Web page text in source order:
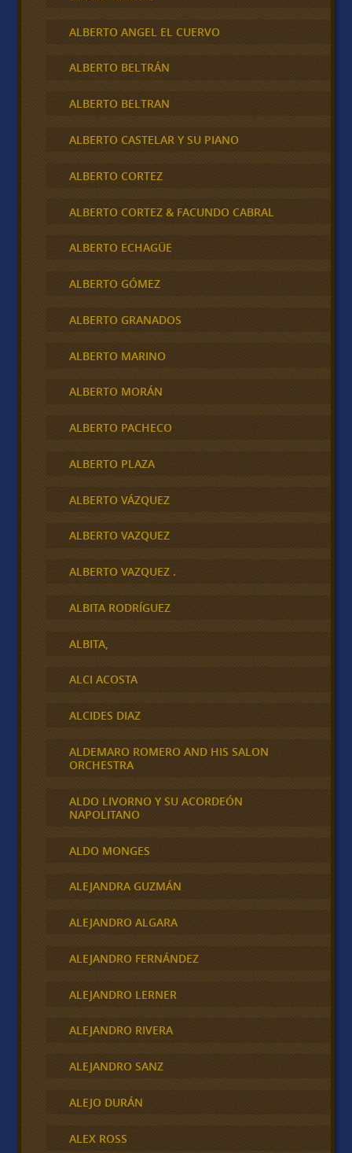
ALBERTO ANGEL EL CUERVO
ALBERTO BELTRÁN
ALBERTO BELTRAN
ALBERTO CASTELAR Y SU PIANO
ALBERTO CORTEZ
ALBERTO CORTEZ & FACUNDO CABRAL
ALBERTO ECHAGÜE
ALBERTO GÓMEZ
ALBERTO GRANADOS
ALBERTO MARINO
ALBERTO MORÁN
ALBERTO PACHECO
ALBERTO PLAZA
ALBERTO VÁZQUEZ
ALBERTO VAZQUEZ
ALBERTO VAZQUEZ .
ALBITA RODRÍGUEZ
ALBITA,
ALCI ACOSTA
ALCIDES DIAZ
ALDEMARO ROMERO AND HIS SALON
ORCHESTRA
ALDO LIVORNO Y SU ACORDEÓN
NAPOLITANO
ALDO MONGES
ALEJANDRA GUZMÁN
ALEJANDRO ALGARA
ALEJANDRO FERNÁNDEZ
ALEJANDRO LERNER
ALEJANDRO RIVERA
ALEJANDRO SANZ
ALEJO DURÁN
ALEX ROSS